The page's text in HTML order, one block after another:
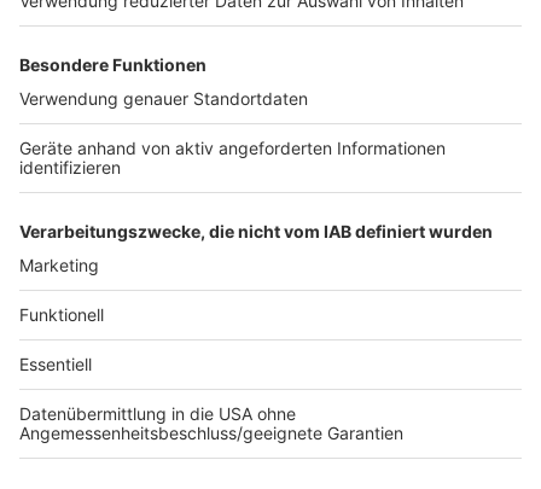
Mülheim und Duisburg beziehungsweise Oberhausen
und Duisburg sind auch für den Nahverkehr gesperrt.
Bahn zum Düsseldorfer Flughafen fahren möchte: die
S-Bahnen Linien S1 und S11 halten wie gewohnt am
Flughafen.
Anzeige